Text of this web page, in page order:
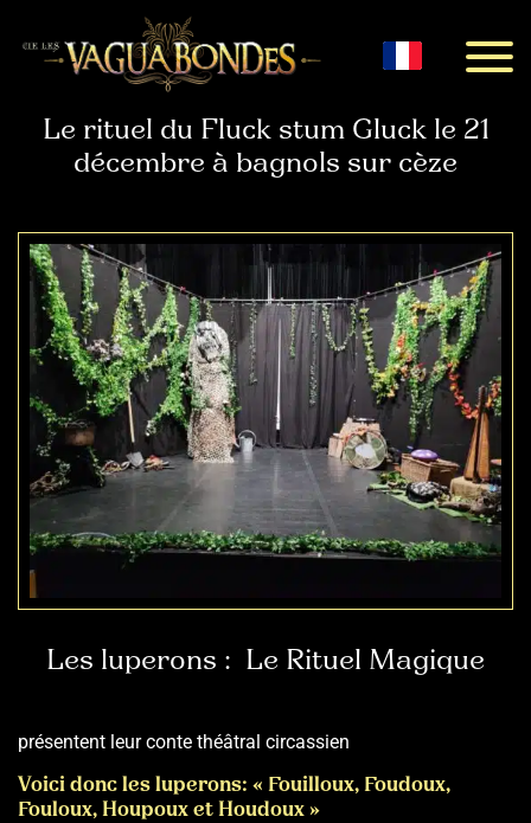
Menu
Le rituel du Fluck stum Gluck le 21
décembre à bagnols sur cèze
Les luperons : Le Rituel Magique
présentent leur conte théâtral circassien
Voici donc les luperons: « Fouilloux, Foudoux,
Fouloux, Houpoux et Houdoux »